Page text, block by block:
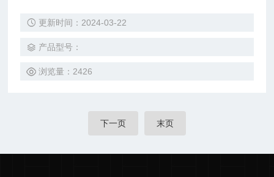
湿等环境; 4.应用于石油、化工、码头、食品、制药、等工矿
更新时间：2024-03-22
产品型号：
浏览量：2426
下一页 末页